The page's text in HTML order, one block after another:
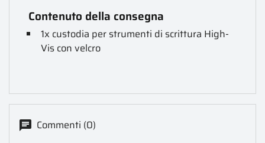
Contenuto della consegna
1x custodia per strumenti di scrittura High-
Vis con velcro
Commenti (0)